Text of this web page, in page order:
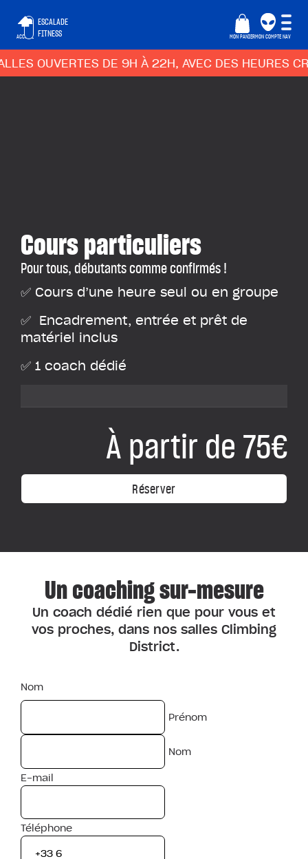
ACCUEIL
ESCALADE
FITNESS
MON PANIERMON COMPTE NAV
DE 9H À 22H, AVEC DES HEURES
Cours particuliers
Pour tous, débutants comme confirmés !
✅ Cours d’une heure seul ou en groupe
✅ Encadrement, entrée et prêt de
matériel inclus
✅ 1 coach dédié
À partir de 75€
Réserver
Un coaching sur-mesure
Un coach dédié rien que pour vous et
vos proches, dans nos salles Climbing
District.
Nom
Prénom
Nom
E-mail
Téléphone